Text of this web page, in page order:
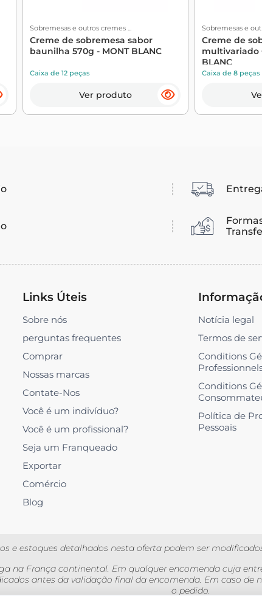
Sobremesas e outros cremes ...
Creme de sobremesa sabor
baunilha 570g - MONT BLANC
Caixa de 12 peças
Ver produto
Sobremesas e
Creme de
multivariado
BLANC
Caixa de 8 peças
Links Úteis
Sobre nós
perguntas frequentes
Comprar
Nossas marcas
Contate-Nos
Você é um indivíduo?
Você é um profissional?
Seja um Franqueado
Exportar
Comércio
Blog
Notícia legal
Termos de
Conditions
Conditions
Política de
Pessoais
e estoques detalhados nesta oferta podem ser
na França continental. Em qualquer encomenda cuja
antes da validação final da encomenda. Em caso
o pedido.